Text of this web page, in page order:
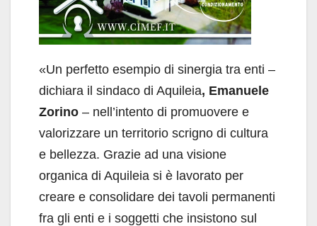
«Un perfetto esempio di sinergia tra enti –
dichiara il sindaco di Aquileia, Emanuele
Zorino – nell’intento di promuovere e
valorizzare un territorio scrigno di cultura
e bellezza. Grazie ad una visione
organica di Aquileia si è lavorato per
creare e consolidare dei tavoli permanenti
fra gli enti e i soggetti che insistono sul